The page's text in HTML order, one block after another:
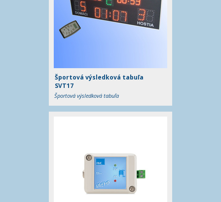
Športová výsledková tabuľa
SVT17
Športová výsledková tabuľa